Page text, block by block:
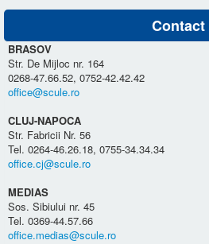
Contact
BRASOV
Str. De Mijloc nr. 164
0268-47.66.52, 0752-42.42.42
office@scule.ro
CLUJ-NAPOCA
Str. Fabricii Nr. 56
Tel. 0264-46.26.18, 0755-34.34.34
office.cj@scule.ro
MEDIAS
Sos. Sibiului nr. 45
Tel. 0369-44.57.66
office.medias@scule.ro